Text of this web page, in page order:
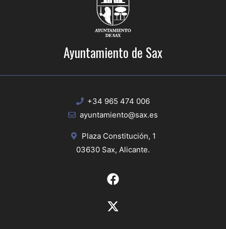
Ayuntamiento de Sax
+34 965 474 006
ayuntamiento@sax.es
Plaza Constitución, 1
03630 Sax, Alicante.